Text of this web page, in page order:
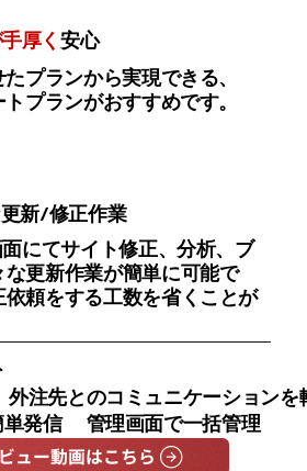
厚く安心
プランから実現できる、
プランがおすすめです。
新/修正作業
にてサイト修正、分析、ブ
な更新作業が簡単に可能で
頼をする工数を省くことが
外注先とのコミュニケーションを
発信
管理画面で一括管理
ュー動画はこちら